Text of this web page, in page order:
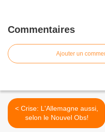
Commentaires
Ajouter un
< Crise: L'Allemagne aussi,
selon le Nouvel Obs!